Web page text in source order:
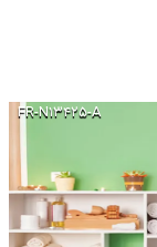
FR-N۱۳۴۲۵-A